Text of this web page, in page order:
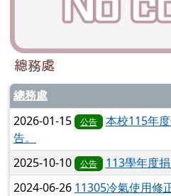
總務處
總務處
2026-01-15 公告
本校115年
告。
2025-10-10 公告
113學年度
2024-06-26 11305冷氣使用修